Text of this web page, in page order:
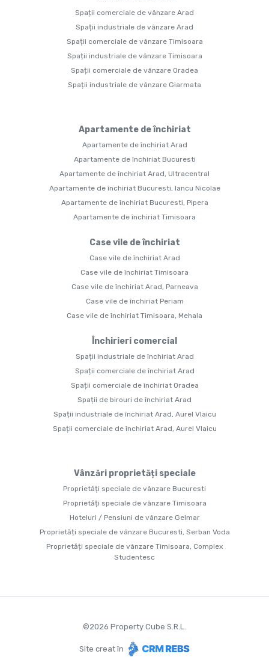
Spații comerciale de vânzare Arad
Spații industriale de vânzare Arad
Spații comerciale de vânzare Timisoara
Spații industriale de vânzare Timisoara
Spații comerciale de vânzare Oradea
Spații industriale de vânzare Giarmata
Apartamente de închiriat
Apartamente de închiriat Arad
Apartamente de închiriat Bucuresti
Apartamente de închiriat Arad, Ultracentral
Apartamente de închiriat Bucuresti, Iancu Nicolae
Apartamente de închiriat Bucuresti, Pipera
Apartamente de închiriat Timisoara
Case vile de închiriat
Case vile de închiriat Arad
Case vile de închiriat Timisoara
Case vile de închiriat Arad, Parneava
Case vile de închiriat Periam
Case vile de închiriat Timisoara, Mehala
Închirieri comercial
Spații industriale de închiriat Arad
Spații comerciale de închiriat Arad
Spații comerciale de închiriat Oradea
Spații de birouri de închiriat Arad
Spații industriale de închiriat Arad, Aurel Vlaicu
Spații comerciale de închiriat Arad, Aurel Vlaicu
Vânzări proprietăți speciale
Proprietăți speciale de vânzare Bucuresti
Proprietăți speciale de vânzare Timisoara
Hoteluri / Pensiuni de vânzare Gelmar
Proprietăți speciale de vânzare Bucuresti, Serban Voda
Proprietăți speciale de vânzare Timisoara, Complex
Studentesc
©2026 Property Cube S.R.L.
Site creat în